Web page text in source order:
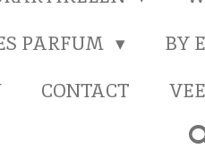
PARFUM
BY
CONTACT